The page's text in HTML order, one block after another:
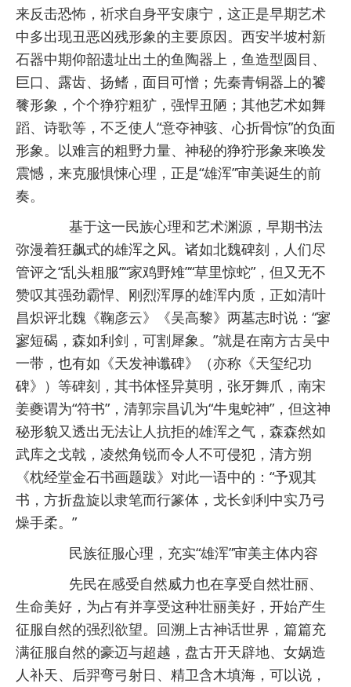
来反击恐怖，祈求自身平安康宁，这正是早期艺术
中多出现丑恶凶残形象的主要原因。西安半坡村新
石器中期仰韶遗址出土的鱼陶器上，鱼造型圆目、
巨口、露齿、扬鳍，面目可憎；先秦青铜器上的饕
餮形象，个个狰狞粗犷，强悍丑陋；其他艺术如舞
蹈、诗歌等，不乏使人“意夺神骇、心折骨惊”的负面
形象。以难言的粗野力量、神秘的狰狞形象来唤发
震憾，来克服惧悚心理，正是“雄浑”审美诞生的前
奏。
基于这一民族心理和艺术渊源，早期书法
弥漫着狂飙式的雄浑之风。诸如北魏碑刻，人们尽
管评之“乱头粗服”“家鸡野雉”“草里惊蛇”，但又无不
赞叹其强劲霸悍、刚烈浑厚的雄浑内质，正如清叶
昌炽评北魏《鞠彦云》《吴高黎》两墓志时说：“寥
寥短碣，森如利剑，可割犀象。”就是在南方古吴中
一带，也有如《天发神谶碑》（亦称《天玺纪功
碑》）等碑刻，其书体怪异莫明，张牙舞爪，南宋
姜夔谓为“符书”，清郭宗昌讥为“牛鬼蛇神”，但这神
秘形貌又透出无法让人抗拒的雄浑之气，森森然如
武库之戈戟，凌然角锐而令人不可侵犯，清方朔
《枕经堂金石书画题跋》对此一语中的：“予观其
书，方折盘旋以隶笔而行篆体，戈长剑利中实乃弓
燥手柔。”
民族征服心理，充实“雄浑”审美主体内容
先民在感受自然威力也在享受自然壮丽、
生命美好，为占有并享受这种壮丽美好，开始产生
征服自然的强烈欲望。回溯上古神话世界，篇篇充
满征服自然的豪迈与超越，盘古开天辟地、女娲造
人补天、后羿弯弓射日、精卫含木填海，可以说，